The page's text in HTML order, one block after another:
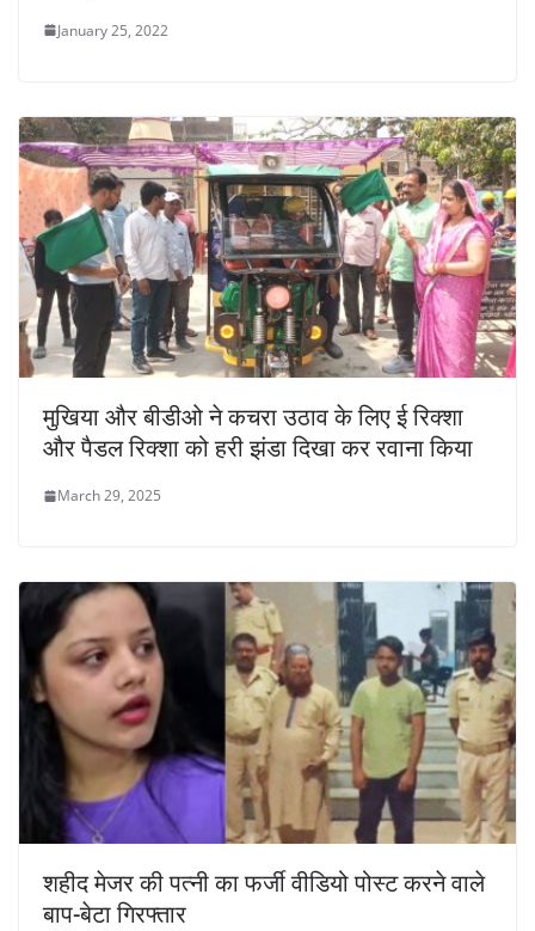
January 25, 2022
मुखिया और बीडीओ ने कचरा उठाव के लिए ई रिक्शा
और पैडल रिक्शा को हरी झंडा दिखा कर रवाना किया
March 29, 2025
शहीद मेजर की पत्नी का फर्जी वीडियो पोस्ट करने वाले
बाप-बेटा गिरफ्तार